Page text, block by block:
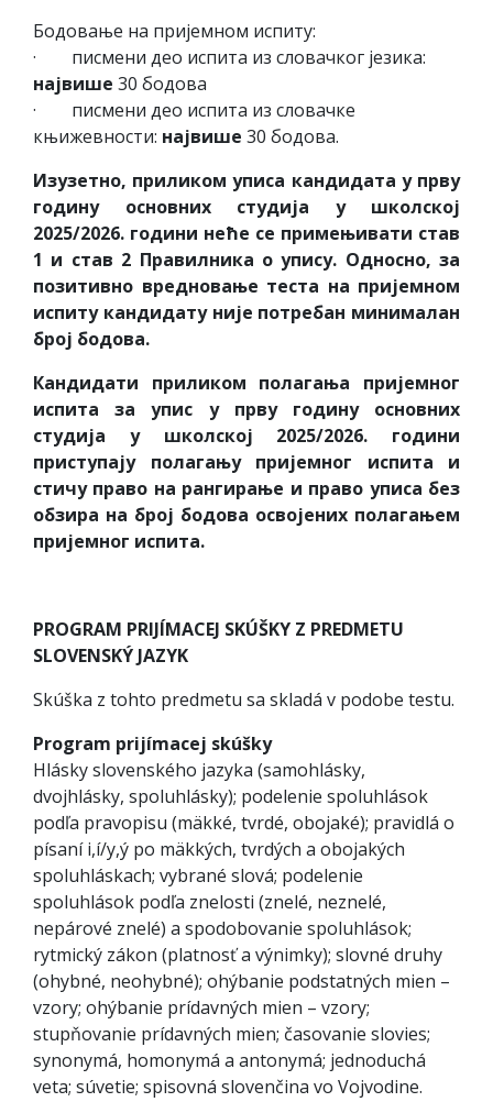
Бодовање на пријемном испиту:
· писмени део испита из словачког језика:
највише 30 бодова
· писмени део испита из словачке
књижевности: највише 30 бодова.
Изузетно, приликом уписа кандидата у прву
годину основних студија у школској
2025/2026. години неће се примењивати став
1 и став 2 Правилника о упису. Односно, за
позитивно вредновање теста на пријемном
испиту кандидату није потребан минималан
број бодова.
Кандидати приликом полагања пријемног
испита за упис у прву годину основних
студија у школској 2025/2026. години
приступају полагању пријемног испита и
стичу право на рангирање и право уписа без
обзира на број бодова освојених полагањем
пријемног испита.
PROGRAM PRIJÍMACEJ SKÚŠKY Z PREDMETU
SLOVENSKÝ JAZYK
Skúška z tohto predmetu sa skladá v podobe testu.
Program prijímacej skúšky
Hlásky slovenského jazyka (samohlásky,
dvojhlásky, spoluhlásky); podelenie spoluhlások
podľa pravopisu (mäkké, tvrdé, obojaké); pravidlá o
písaní i,í/y,ý po mäkkých, tvrdých a obojakých
spoluhláskach; vybrané slová; podelenie
spoluhlások podľa znelosti (znelé, neznelé,
nepárové znelé) a spodobovanie spoluhlások;
rytmický zákon (platnosť a výnimky); slovné druhy
(ohybné, neohybné); ohýbanie podstatných mien –
vzory; ohýbanie prídavných mien – vzory;
stupňovanie prídavných mien; časovanie slovies;
synonymá, homonymá a antonymá; jednoduchá
veta; súvetie; spisovná slovenčina vo Vojvodine.